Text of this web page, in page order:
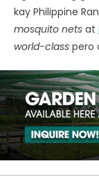
kay Philippine
mosquito nets at
world-class pero